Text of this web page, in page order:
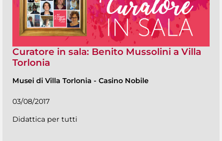
Curatore in sala: Benito Mussolini a Villa
Torlonia
Musei di Villa Torlonia - Casino Nobile
03/08/2017
Didattica per tutti